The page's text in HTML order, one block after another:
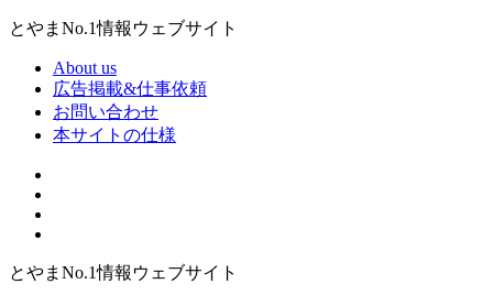
とやまNo.1情報ウェブサイト
About us
広告掲載&仕事依頼
お問い合わせ
本サイトの仕様
とやまNo.1情報ウェブサイト